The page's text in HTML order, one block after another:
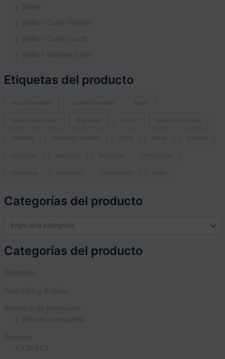
Silkey
Wella - Color Perfect
Wella - Color touch
Wella - Illumina Color
Etiquetas del producto
acodicionador acondicionador Agua
Agua Oxigenada Bigudíes crema epecial navidad
esmalte especial navidad Flora imagi loveyes
Oxidante peinetas Peróxido removedor
Shampoo shmapoo tratamiento uñas
Categorías del producto
Elige una categoría
Categorías del producto
Alisantes
Ampollas y Aceites
Artículos de peluquería
Sillones peluquería
Barbería
L3VEL3